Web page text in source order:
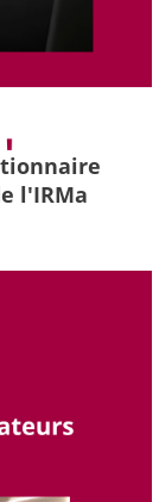
l'IRMa